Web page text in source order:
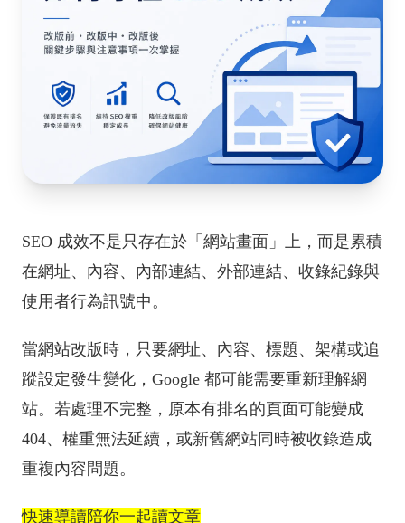
SEO 成效不是只存在於「網站畫面」上，而是累積
在網址、內容、內部連結、外部連結、收錄紀錄與
使用者行為訊號中。
當網站改版時，只要網址、內容、標題、架構或追
蹤設定發生變化，Google 都可能需要重新理解網
站。若處理不完整，原本有排名的頁面可能變成
404、權重無法延續，或新舊網站同時被收錄造成
重複內容問題。
快速導讀陪你一起讀文章